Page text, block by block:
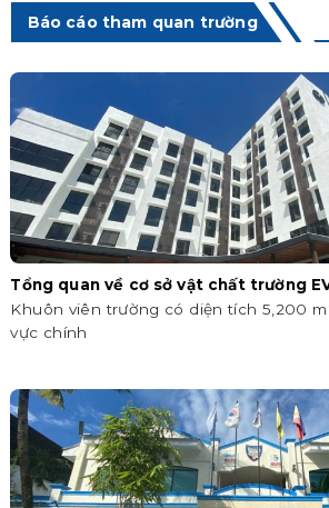
Báo cáo tham quan trường
Tổng quan về cơ sở vật chất trường
Khuôn viên trường có diện tích 5,200
vực chính